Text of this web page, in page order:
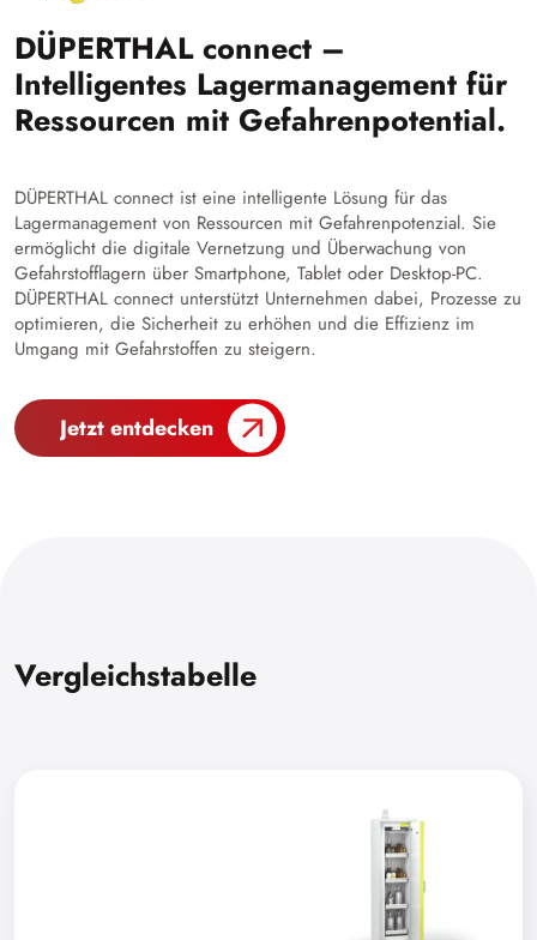
DÜPERTHAL connect –
Intelligentes Lagermanagement für
Ressourcen mit Gefahrenpotential.
DÜPERTHAL connect ist eine intelligente Lösung für das
Lagermanagement von Ressourcen mit Gefahrenpotenzial. Sie
ermöglicht die digitale Vernetzung und Überwachung von
Gefahrstofflagern über Smartphone, Tablet oder Desktop-PC.
DÜPERTHAL connect unterstützt Unternehmen dabei, Prozesse zu
optimieren, die Sicherheit zu erhöhen und die Effizienz im
Umgang mit Gefahrstoffen zu steigern.
Jetzt entdecken
Vergleichstabelle